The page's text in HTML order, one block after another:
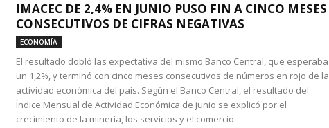
IMACEC DE 2,4% EN JUNIO PUSO FIN A CINCO MESES
CONSECUTIVOS DE CIFRAS NEGATIVAS
ECONOMÍA
El resultado dobló las expectativa del mismo Banco Central, que esperaba
un 1,2%, y terminó con cinco meses consecutivos de números en rojo de la
actividad económica del país. Según el Banco Central, el resultado del
Índice Mensual de Actividad Económica de junio se explicó por el
crecimiento de la minería, los servicios y el comercio.